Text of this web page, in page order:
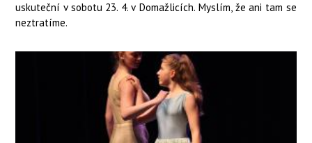
uskuteční v sobotu 23. 4. v Domažlicích. Myslím, že ani tam se
neztratíme.